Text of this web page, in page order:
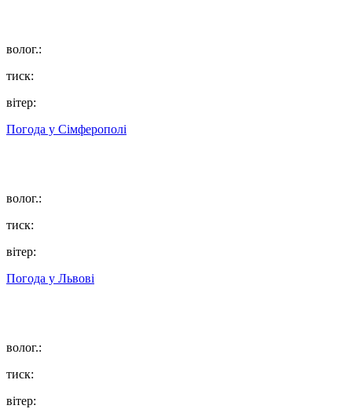
волог.:
тиск:
вітер:
Погода у Сімферополі
волог.:
тиск:
вітер:
Погода у Львові
волог.:
тиск:
вітер: